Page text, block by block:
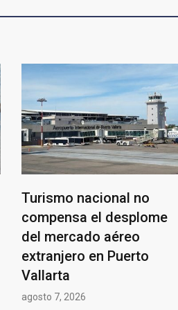
Turismo nacional no
compensa el desplome
del mercado aéreo
extranjero en Puerto
Vallarta
agosto 7, 2026